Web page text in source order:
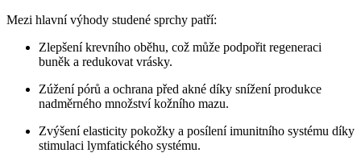
Mezi hlavní výhody studené sprchy patří:
Zlepšení krevního oběhu, což může podpořit regeneraci
buněk a redukovat vrásky.
Zúžení pórů a ochrana před akné díky snížení produkce
nadměrného množství kožního mazu.
Zvýšení elasticity pokožky a posílení imunitního systému díky
stimulaci lymfatického systému.